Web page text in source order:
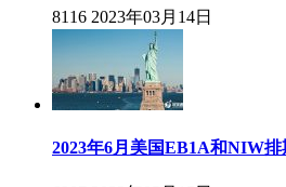
8116 2023年03月14日
2023年6月美国EB1A和NIW